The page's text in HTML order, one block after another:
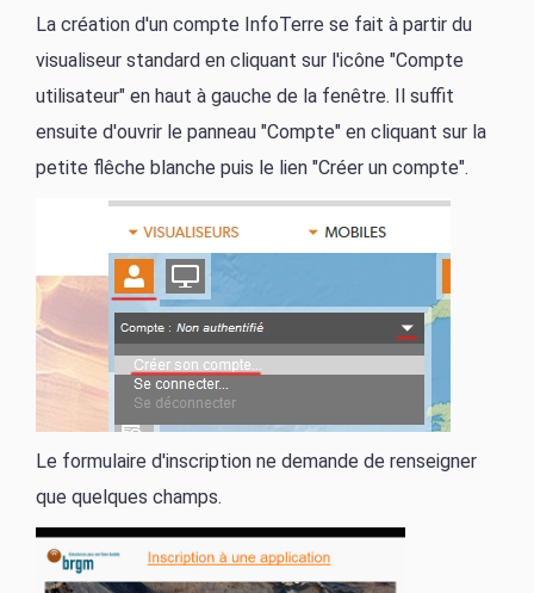
La création d'un compte InfoTerre se fait à partir du
visualiseur standard en cliquant sur l'icône "Compte
utilisateur" en haut à gauche de la fenêtre. Il suffit
ensuite d'ouvrir le panneau "Compte" en cliquant sur la
petite flêche blanche puis le lien "Créer un compte".
Le formulaire d'inscription ne demande de renseigner
que quelques champs.